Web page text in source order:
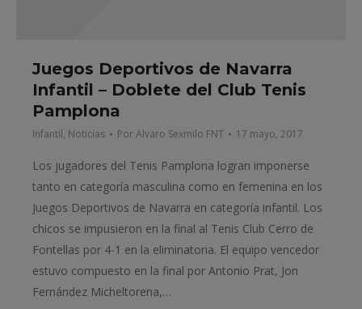
Juegos Deportivos de Navarra
Infantil – Doblete del Club Tenis
Pamplona
Infantil, Noticias PorAlvaro Sexmilo FNT 17 mayo, 2017
Los jugadores del Tenis Pamplona logran imponerse
tanto en categoría masculina como en femenina en los
Juegos Deportivos de Navarra en categoría infantil. Los
chicos se impusieron en la final al Tenis Club Cerro de
Fontellas por 4-1 en la eliminatoria. El equipo vencedor
estuvo compuesto en la final por Antonio Prat, Jon
Fernández Micheltorena,…